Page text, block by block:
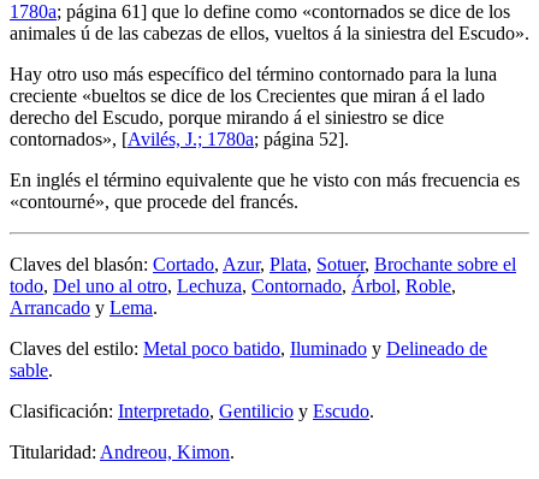
1780a; página 61] que lo define como «contornados se dice de los
animales ú de las cabezas de ellos, vueltos á la siniestra del Escudo».
Hay otro uso más específico del término contornado para la luna
creciente «bueltos se dice de los Crecientes que miran á el lado
derecho del Escudo, porque mirando á el siniestro se dice
contornados», [Avilés, J.; 1780a; página 52].
En inglés el término equivalente que he visto con más frecuencia es
«contourné», que procede del francés.
Claves del blasón: Cortado, Azur, Plata, Sotuer, Brochante sobre el
todo, Del uno al otro, Lechuza, Contornado, Árbol, Roble,
Arrancado y Lema.
Claves del estilo: Metal poco batido, Iluminado y Delineado de
sable.
Clasificación: Interpretado, Gentilicio y Escudo.
Titularidad: Andreou, Kimon.